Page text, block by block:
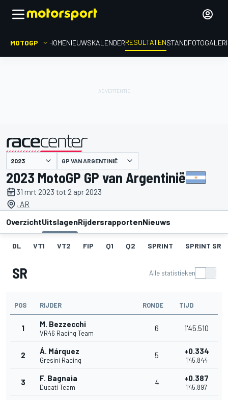
MOTOGP HOMENIEUWSKALENDERRESULTATENSTAND
gepresenteerd door GP VAN ARGENTINIË
2023 MotoGP GP van Argentinië
31 mrt 2023 tot 2 apr 2023
, AR
OverzichtUitslagenRijdersrapportenNieuws
DL VT1 VT2 FIP Q1 Q2 SPRINT SPRINT SR
SR Alle statistieken
POS RIJDER RONDE TIJD
1 M. Bezzecchi
VR46 Racing Team
6 1'45.510
2 Á. Márquez
Gresini Racing
5 +0.334
1'45.844
3 F. Bagnaia
Ducati Team
4 +0.387
1'45.897